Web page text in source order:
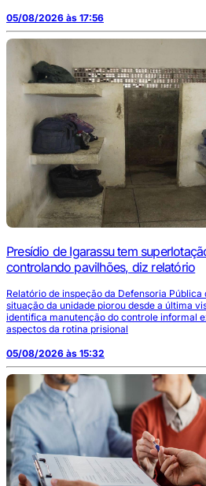
05/08/2026 às 17:56
Presídio de Igarassu tem
controlando pavilhões, diz relatório
Relatório de inspeção da Defensoria
situação da unidade piorou desde a última
identifica manutenção do controle informal
aspectos da rotina prisional
05/08/2026 às 15:32